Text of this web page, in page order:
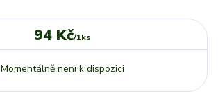
94 Kč/1ks
Momentálně není k dispozici